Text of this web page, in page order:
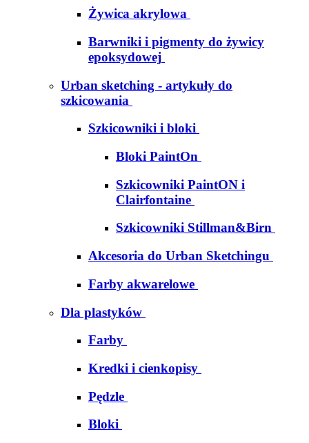
Żywica akrylowa
Barwniki i pigmenty do żywicy
epoksydowej
Urban sketching - artykuły do
szkicowania
Szkicowniki i bloki
Bloki PaintOn
Szkicowniki PaintON i
Clairfontaine
Szkicowniki Stillman&Birn
Akcesoria do Urban Sketchingu
Farby akwarelowe
Dla plastyków
Farby
Kredki i cienkopisy
Pędzle
Bloki